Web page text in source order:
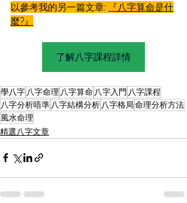
以參考我的另一篇文章:
『八字算命是什
麼?』
了解八字課程詳情
學八字八字命理 八字算命八字入門 八字課程
八字分析唔準八字結構分析八字格局命理分析方法
風水命理
精選八字文章